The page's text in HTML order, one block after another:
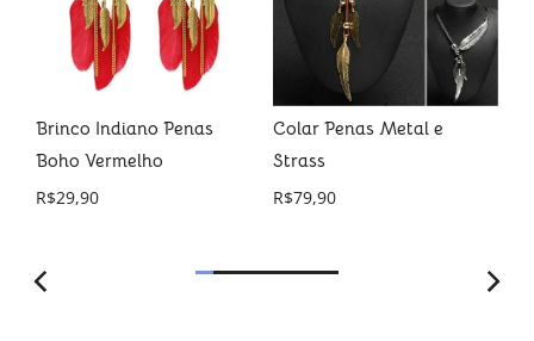
Brinco Indiano Penas
Boho Vermelho
R$29,90
Colar Penas Metal e
Strass
R$79,90